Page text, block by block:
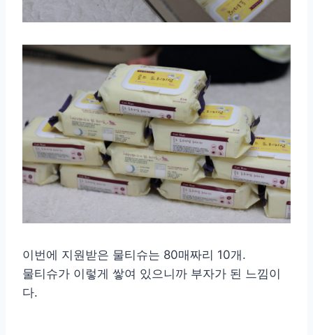
이번에 지원받은 물티슈는 80매짜리 10개.
물티슈가 이렇게 쌓여 있으니까 부자가 된 느낌이
다.